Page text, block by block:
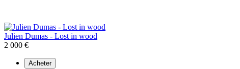
Julien Dumas - Lost in wood
2 000 €
Acheter